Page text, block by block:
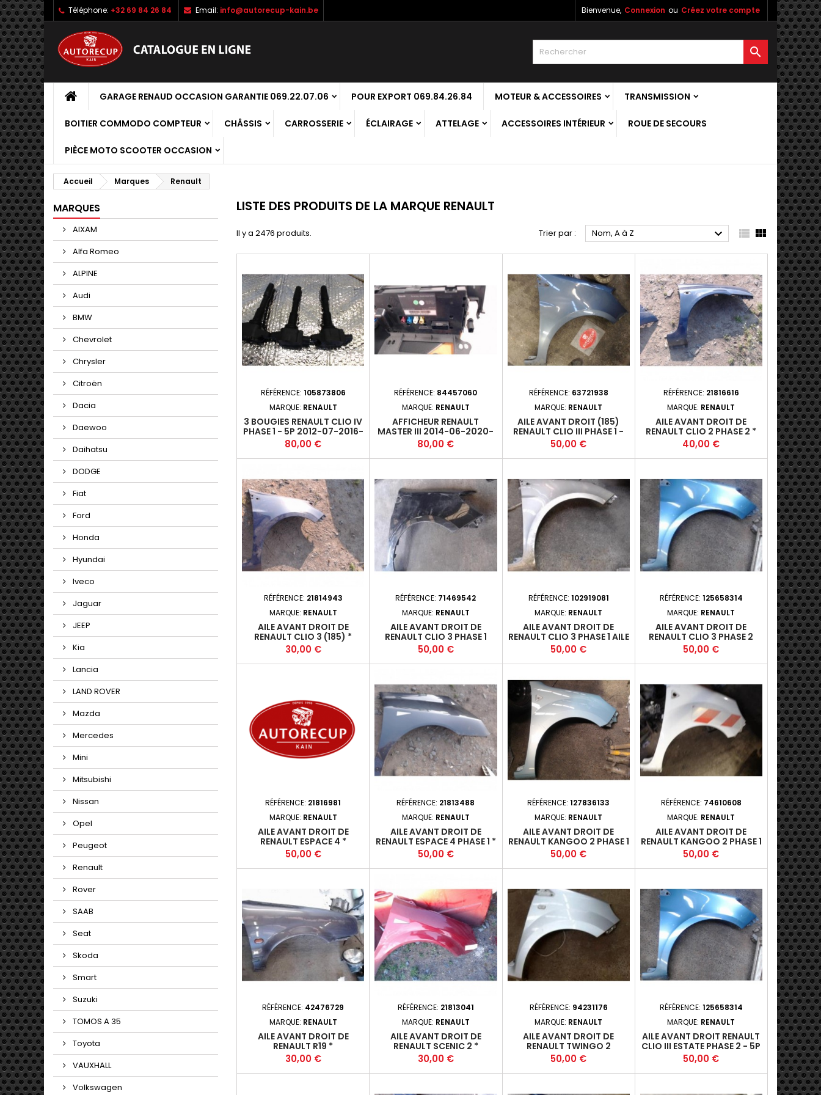
Téléphone: +32 69 84 26 84 Email: info@autorecup-kain.be Bienvenue, Connexion ou Créez votre compte

GARAGE RENAUD OCCASION GARANTIE 069.22.07.06 POUR EXPORT 069.84.26.84 MOTEUR & ACCESSOIRES TRANSMISSION
BOITIER COMMODO COMPTEUR CHÂSSIS CARROSSERIE ÉCLAIRAGE ATTELAGE ACCESSOIRES INTÉRIEUR ROUE DE SECOURS
PIÈCE MOTO SCOOTER OCCASION
Accueil Marques Renault
MARQUES
AIXAM
Alfa Romeo
ALPINE
Audi
BMW
Chevrolet
Chrysler
Citroën
Dacia
Daewoo
Daihatsu
DODGE
Fiat
Ford
Honda
Hyundai
Iveco
Jaguar
JEEP
Kia
Lancia
LAND ROVER
Mazda
Mercedes
Mini
Mitsubishi
Nissan
Opel
Peugeot
Renault
Rover
SAAB
Seat
Skoda
Smart
Suzuki
TOMOS A 35
Toyota
VAUXHALL
Volkswagen
LISTE DES PRODUITS DE LA MARQUE RENAULT
Il y a 2476 produits. Trier par : Nom, A à Z   
RÉFÉRENCE: 105873806
MARQUE: RENAULT
3 BOUGIES RENAULT CLIO IV
PHASE 1 - 5P 2012-07-2016-
12 0.9I TURBO 90 (66KW) -
H4B_408 - M5
224332428R+
Prix
80,00 €
RÉFÉRENCE: 84457060
MARQUE: RENAULT
AFFICHEUR RENAULT
MASTER III 2014-06-2020-
04 259151852R (172A)*
Prix
80,00 €
RÉFÉRENCE: 63721938
MARQUE: RENAULT
AILE AVANT DROIT (185)
RENAULT CLIO III PHASE 1 -
5P 2005-09-2009-03 +
Prix
50,00 €
RÉFÉRENCE: 21816616
MARQUE: RENAULT
AILE AVANT DROIT DE
RENAULT CLIO 2 PHASE 2 *
Prix
40,00 €
RÉFÉRENCE: 21814943
MARQUE: RENAULT
AILE AVANT DROIT DE
RENAULT CLIO 3 (185) *
Prix
30,00 €
RÉFÉRENCE: 71469542
MARQUE: RENAULT
AILE AVANT DROIT DE
RENAULT CLIO 3 PHASE 1
Prix
50,00 €
RÉFÉRENCE: 102919081
MARQUE: RENAULT
AILE AVANT DROIT DE
RENAULT CLIO 3 PHASE 1 AILE
185
Prix
50,00 €
RÉFÉRENCE: 125658314
MARQUE: RENAULT
AILE AVANT DROIT DE
RENAULT CLIO 3 PHASE 2
BREAK
Prix
50,00 €
RÉFÉRENCE: 21816981
MARQUE: RENAULT
AILE AVANT DROIT DE
RENAULT ESPACE 4 *
Prix
50,00 €
RÉFÉRENCE: 21813488
MARQUE: RENAULT
AILE AVANT DROIT DE
RENAULT ESPACE 4 PHASE 1 *
Prix
50,00 €
RÉFÉRENCE:127836133
MARQUE: RENAULT
AILE AVANT DROIT DE
RENAULT KANGOO 2 PHASE 1
Prix
50,00 €
RÉFÉRENCE: 74610608
MARQUE: RENAULT
AILE AVANT DROIT DE
RENAULT KANGOO 2 PHASE 1
Prix
50,00 €
RÉFÉRENCE: 42476729
MARQUE: RENAULT
AILE AVANT DROIT DE
RENAULT R19 *
Prix
30,00 €
RÉFÉRENCE: 21813041
MARQUE: RENAULT
AILE AVANT DROIT DE
RENAULT SCENIC 2 *
Prix
30,00 €
RÉFÉRENCE: 94231176
MARQUE: RENAULT
AILE AVANT DROIT DE
RENAULT TWINGO 2
RENAULT TWINGO II PHASE 1
- 3P 2007-06-2011-11
Prix
50,00 €
RÉFÉRENCE: 125658314
MARQUE: RENAULT
AILE AVANT DROIT RENAULT
CLIO III ESTATE PHASE 2 - 5P
2009-03-2014-12 +
Prix
50,00 €